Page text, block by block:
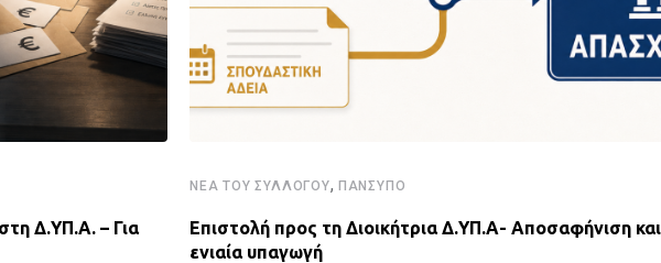
Δ.ΥΠ.Α. – Για
ΝΈΑ ΤΟΥ ΣΥΛΛΌΓΟΥ, ΠΑΝΣΥΠΟ
Επιστολή προς τη Διοικήτρια Δ.ΥΠ.Α- Αποσαφήνιση και
ενιαία υπαγωγή